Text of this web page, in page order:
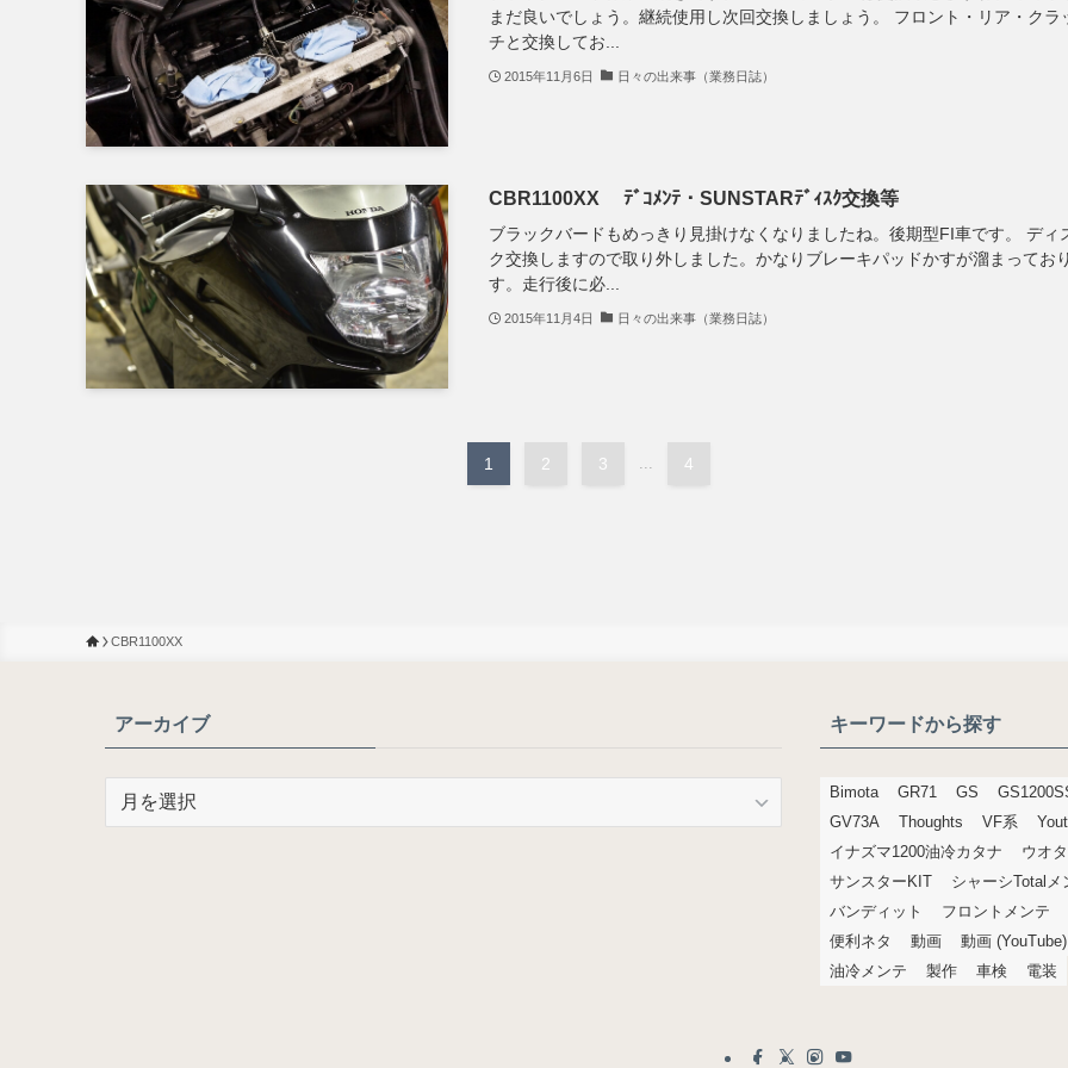
まだ良いでしょう。継続使用し次回交換しましょう。 フロント・リア・クラ
チと交換してお...
2015年11月6日 日々の出来事（業務日誌）
CBR1100XX ﾃﾞｺﾒﾝﾃ・SUNSTARﾃﾞｨｽｸ交換等
ブラックバードもめっきり見掛けなくなりましたね。後期型FI車です。 ディ
ク交換しますので取り外しました。かなりブレーキパッドかすが溜まってお
す。走行後に必...
2015年11月4日 日々の出来事（業務日誌）
1 2 3 4
CBR1100XX
アーカイブ キーワードから探す
Bimota GR71 GS
GV73A
Thoughts VF系
イナズマ1200油冷カタナ
ウオ
サンスターKIT
シャーシTotalメ
バンディット
フロントメンテ
便利ネタ
動画 動画 (YouTube)
油冷メンテ
製作 車検 電装